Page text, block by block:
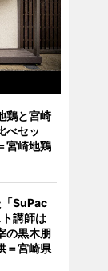
鶏と宮崎
べセッ
宮崎地鶏
SuPac
講師は
の黒木朋
＝宮崎県